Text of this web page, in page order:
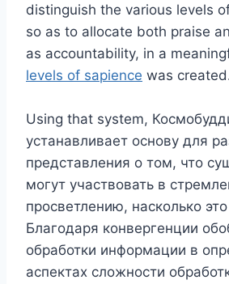
distinguish the various levels
so as to allocate both praise
as accountability, in a
levels of sapience was
Using that system,
устанавливает основу для
представления о том, что
могут участвовать в
просветлению, насколько
Благодаря конвергенции
обработки информации в
аспектах сложности